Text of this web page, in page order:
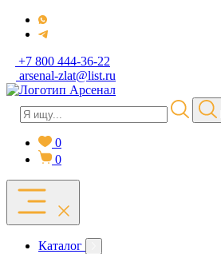
+7 800 444-36-22
arsenal-zlat@list.ru
0
0
Каталог